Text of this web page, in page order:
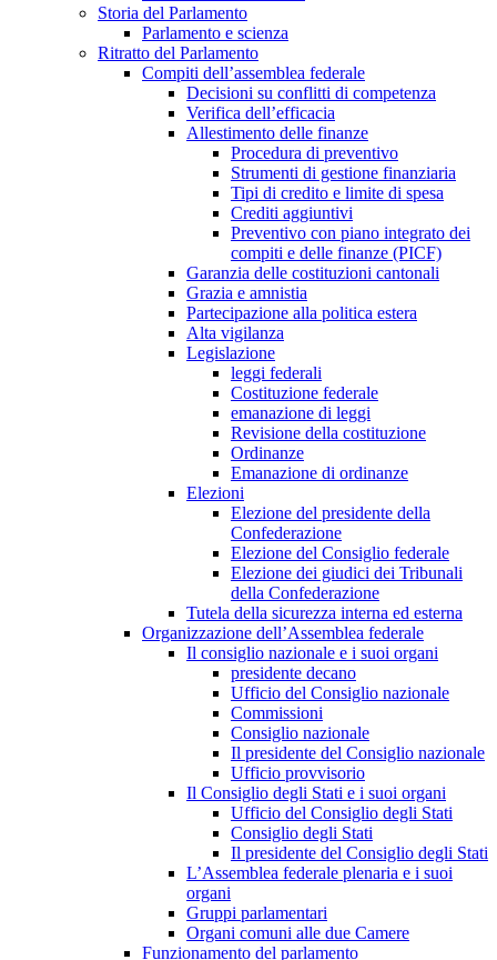
Storia del Parlamento
Parlamento e scienza
Ritratto del Parlamento
Compiti dell’assemblea federale
Decisioni su conflitti di competenza
Verifica dell’efficacia
Allestimento delle finanze
Procedura di preventivo
Strumenti di gestione finanziaria
Tipi di credito e limite di spesa
Crediti aggiuntivi
Preventivo con piano integrato dei
compiti e delle finanze (PICF)
Garanzia delle costituzioni cantonali
Grazia e amnistia
Partecipazione alla politica estera
Alta vigilanza
Legislazione
leggi federali
Costituzione federale
emanazione di leggi
Revisione della costituzione
Ordinanze
Emanazione di ordinanze
Elezioni
Elezione del presidente della
Confederazione
Elezione del Consiglio federale
Elezione dei giudici dei Tribunali
della Confederazione
Tutela della sicurezza interna ed esterna
Organizzazione dell’Assemblea federale
Il consiglio nazionale e i suoi organi
presidente decano
Ufficio del Consiglio nazionale
Commissioni
Consiglio nazionale
Il presidente del Consiglio nazionale
Ufficio provvisorio
Il Consiglio degli Stati e i suoi organi
Ufficio del Consiglio degli Stati
Consiglio degli Stati
Il presidente del Consiglio degli Stati
L’Assemblea federale plenaria e i suoi
organi
Gruppi parlamentari
Organi comuni alle due Camere
Funzionamento del parlamento